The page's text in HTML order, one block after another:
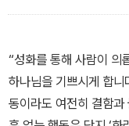
한지 반박하지 않을 것
세한 많은 내용을 이야
성경은 우리가 부모 또
내로서, 통치자 또는 사
을 다스려야 하는지, 병
“성화를 통해 사람이 의
하나님을 기쁘시게 합
동이라도 여전히 결함